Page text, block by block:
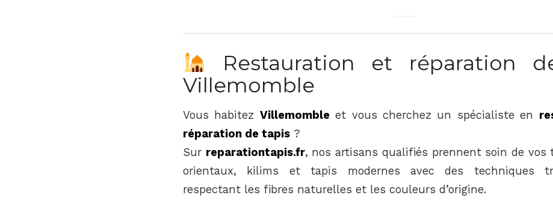
Restauration et réparation
Villemomble
Vous habitez Villemombleet vous cherchez un spécialiste en
réparation de tapis ?
Sur reparationtapis.fr, nos artisans qualifiés prennent soin de vos
orientaux, kilims et tapis modernes avec des techniques
respectant les fibres naturelles et les couleurs d’origine.